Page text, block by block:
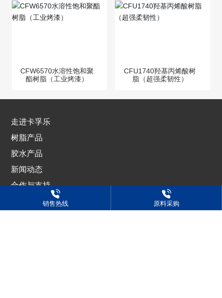
CFW6570水溶性饱和聚
酯树脂（工业烤漆）
CFU1740羟基丙烯酸树
脂（超强柔韧性）
走进卡孚乐
树脂产品
胶水产品
新闻动态
合作与支持
人才招聘销售热线 原料采购